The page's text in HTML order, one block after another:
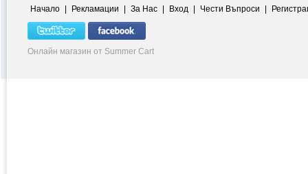
Начало | Рекламации | За Нас | Вход | Чести Въпроси |
Онлайн магазин от Summer Cart